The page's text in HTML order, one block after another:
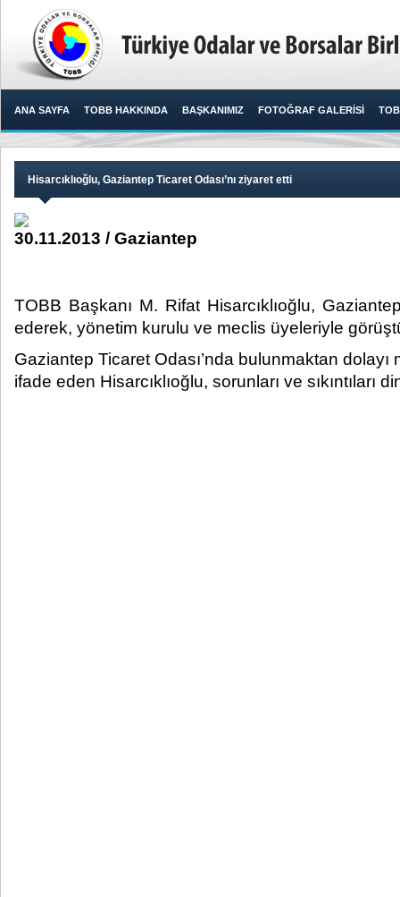
ANA SAYFA TOBB HAKKINDA BAŞKANIMIZ FOTOĞRAF GALERİSİ
Hisarcıklıoğlu, Gaziantep Ticaret Odası’nı ziyaret etti
30.11.2013 / Gaziantep
TOBB Başkanı M. Rifat Hisarcıklıoğlu,
ederek, yönetim kurulu ve meclis üyeleriyle
Gaziantep Ticaret Odası’nda bulunmaktan
ifade eden Hisarcıklıoğlu, sorunları ve sıkıntıları